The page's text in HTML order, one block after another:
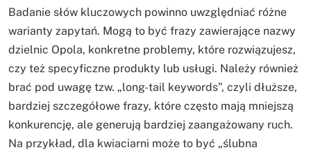
Badanie słów kluczowych powinno uwzględniać różne
warianty zapytań. Mogą to być frazy zawierające nazwy
dzielnic Opola, konkretne problemy, które rozwiązujesz,
czy też specyficzne produkty lub usługi. Należy również
brać pod uwagę tzw. „long-tail keywords”, czyli dłuższe,
bardziej szczegółowe frazy, które często mają mniejszą
konkurencję, ale generują bardziej zaangażowany ruch.
Na przykład, dla kwiaciarni może to być „ślubna